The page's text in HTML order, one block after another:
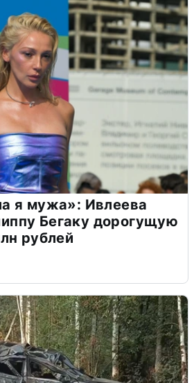
я мужа»: Ивлеева
Бегаку дорогущую
рублей